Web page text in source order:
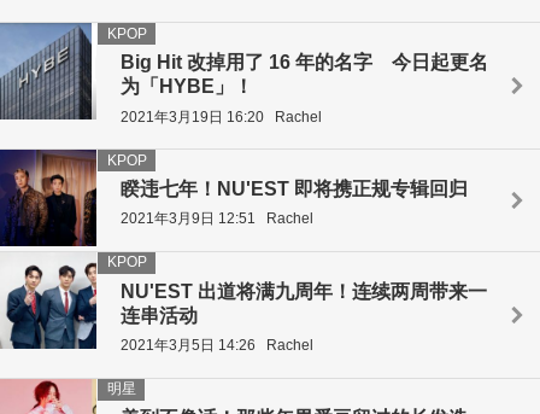
Big Hit 改掉用了 16 年的名字 今日起更名
为「HYBE」！
KPOP
2021年3月19日 16:20 Rachel
睽违七年！NU'EST 即将携正规专辑回归
KPOP
2021年3月9日 12:51 Rachel
NU'EST 出道将满九周年！连续两周带来一
连串活动
KPOP
2021年3月5日 14:26 Rachel
明星